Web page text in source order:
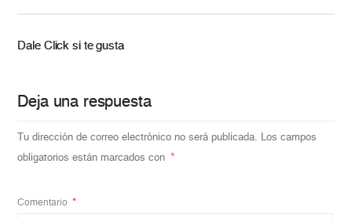
Dale Click si te gusta
Deja una respuesta
Tu dirección de correo electrónico no será publicada. Los campos
obligatorios están marcados con *
Comentario *